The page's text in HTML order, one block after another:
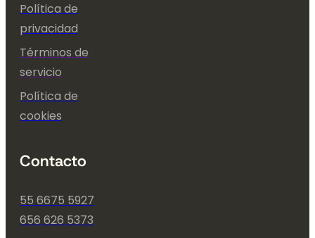
Política de
privacidad
Términos de
servicio
Política de
cookies
Contacto
55 6675 5927
656 626 5373